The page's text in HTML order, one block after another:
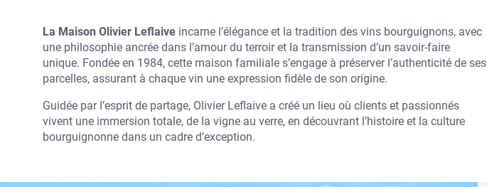
La Maison Olivier Leflaive incarne l’élégance et la tradition des vins bourguignons, avec
une philosophie ancrée dans l’amour du terroir et la transmission d’un savoir-faire
unique. Fondée en 1984, cette maison familiale s’engage à préserver l’authenticité de ses
parcelles, assurant à chaque vin une expression fidèle de son origine.
Guidée par l’esprit de partage, Olivier Leflaive a créé un lieu où clients et passionnés
vivent une immersion totale, de la vigne au verre, en découvrant l’histoire et la culture
bourguignonne dans un cadre d’exception.